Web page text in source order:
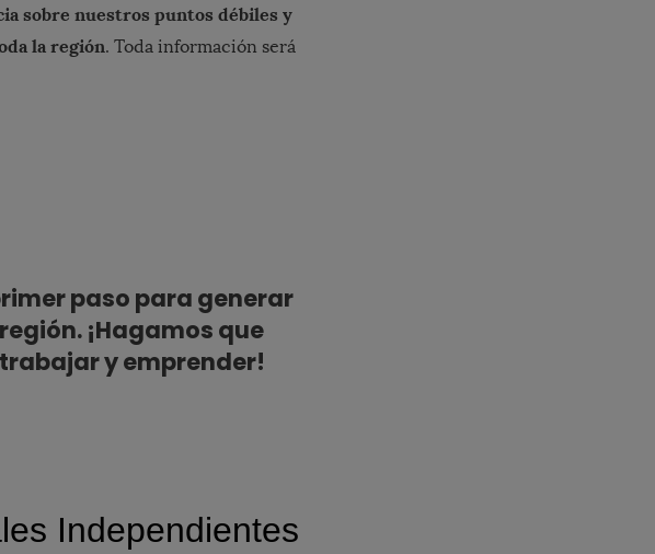
sobre nuestros puntos débiles y
la región. Toda información será
paso para generar
¡Hagamos que
y emprender!